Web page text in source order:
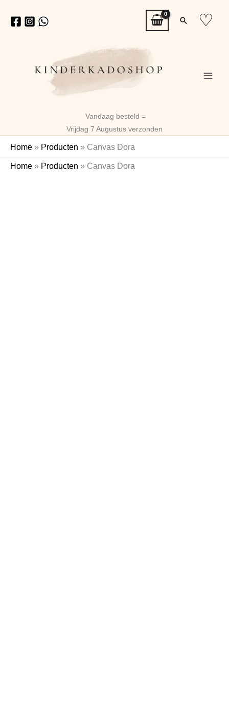
naar
Zoeken
♡
Vandaag besteld =
Vrijdag 7 Augustus verzonden
Home » Producten » Canvas Dora
Home » Producten » Canvas Dora
Canvas